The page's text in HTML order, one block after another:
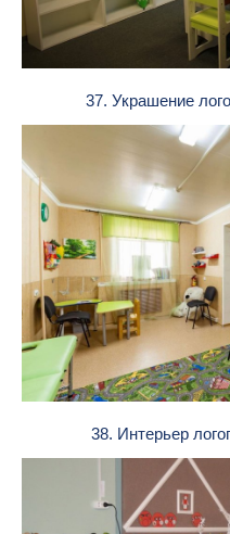
37. Украшение
38. Интерьер